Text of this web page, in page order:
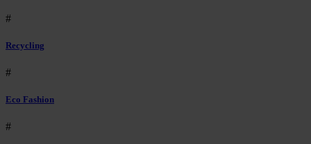
#
Recycling
#
Eco Fashion
#